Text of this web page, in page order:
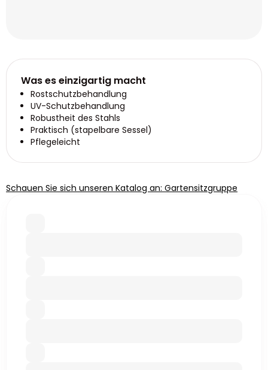
Was es einzigartig macht
Rostschutzbehandlung
UV-Schutzbehandlung
Robustheit des Stahls
Praktisch (stapelbare Sessel)
Pflegeleicht
Schauen Sie sich unseren Katalog an: Gartensitzgruppe